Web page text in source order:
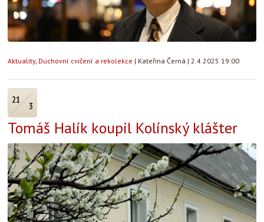
Aktuality, Duchovní cvičení a rekolekce | Kateřina Černá | 2.4.2025 19:00
21
3
Tomáš Halík koupil Kolínský klášter